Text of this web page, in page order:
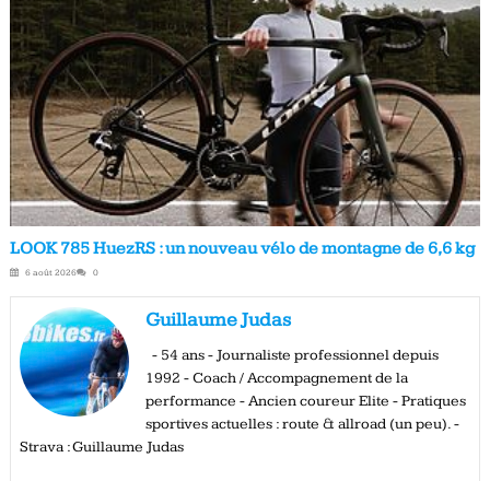
LOOK 785 HuezRS : un nouveau vélo de montagne de 6,6 kg
6 août 2026 0
Guillaume Judas
- 54 ans - Journaliste professionnel depuis
1992 - Coach / Accompagnement de la
performance - Ancien coureur Elite - Pratiques
sportives actuelles : route & allroad (un peu). -
Strava : Guillaume Judas